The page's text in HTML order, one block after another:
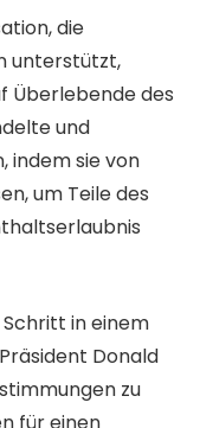
die
unterstützt,
Überlebende des
und
indem sie von
um Teile des
in einem
Donald
zu